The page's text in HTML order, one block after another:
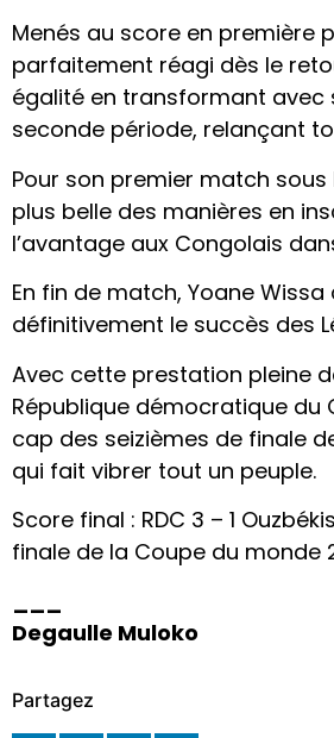
Menés au score en première
parfaitement réagi dès le
égalité en transformant avec
seconde période, relançant
Pour son premier match sous
plus belle des manières en
l’avantage aux Congolais
En fin de match, Yoane
définitivement le succès des
Avec cette prestation pleine
République démocratique
cap des seizièmes de finale
qui fait vibrer tout un peuple.
Score final : RDC 3 – 1
finale de la Coupe du monde
Degaulle Muloko
Partagez